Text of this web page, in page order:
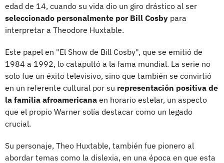
edad de 14, cuando su vida dio un giro drástico al ser
seleccionado personalmente por Bill Cosby para
interpretar a Theodore Huxtable.
Este papel en "El Show de Bill Cosby", que se emitió de
1984 a 1992, lo catapultó a la fama mundial. La serie no
solo fue un éxito televisivo, sino que también se convirtió
en un referente cultural por su representación positiva de
la familia afroamericana en horario estelar, un aspecto
que el propio Warner solía destacar como un legado
crucial.
Su personaje, Theo Huxtable, también fue pionero al
abordar temas como la dislexia, en una época en que esta